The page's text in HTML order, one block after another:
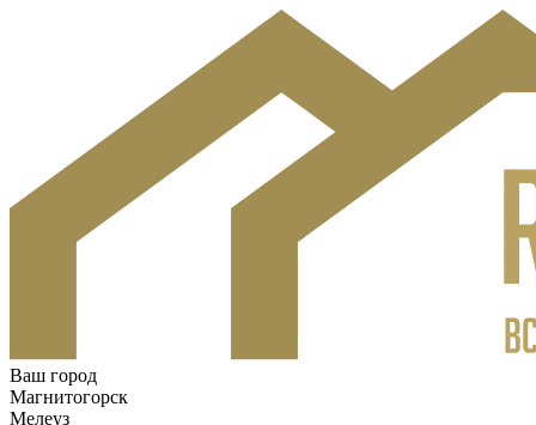
Ваш город
Магнитогорск
Мелеуз